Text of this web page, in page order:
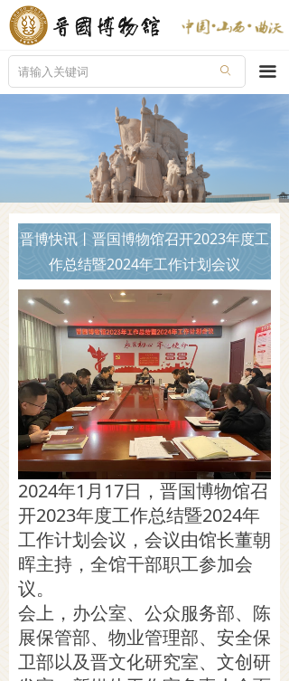
끀
首页
走进晋博
新闻导览
陈列展览
公众教育
文创产品
服务指南
在线购票
ꄙ
晋博快讯丨晋国博物馆召开2023年度工
作总结暨2024年工作计划会议
2024年1月17日，晋国博物馆召
开2023年度工作总结暨2024年
工作计划会议，会议由馆长董朝
晖主持，全馆干部职工参加会
议。
会上，办公室、公众服务部、陈
展保管部、物业管理部、安全保
卫部以及晋文化研究室、文创研